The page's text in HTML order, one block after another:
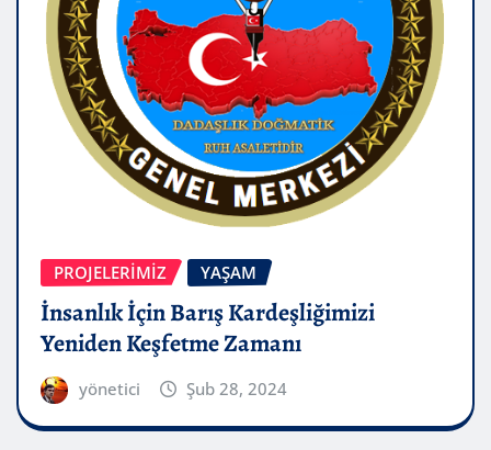
PROJELERIMIZ YAŞAM
İnsanlık İçin Barış Kardeşliğimizi
Yeniden Keşfetme Zamanı
yönetici Şub 28, 2024